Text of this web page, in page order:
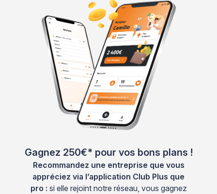
Gagnez 250€* pour vos bons plans !
Recommandez une entreprise que vous
appréciez via l’application Club Plus que
pro : si elle rejoint notre réseau, vous gagnez